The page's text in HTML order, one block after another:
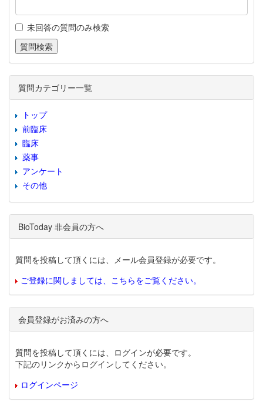
未回答の質問のみ検索
質問カテゴリー一覧
トップ
前臨床
臨床
薬事
アンケート
その他
BioToday 非会員の方へ
質問を投稿して頂くには、メール会員登録が必要です。
ご登録に関しましては、こちらをご覧ください。
会員登録がお済みの方へ
質問を投稿して頂くには、ログインが必要です。
下記のリンクからログインしてください。
ログインページ